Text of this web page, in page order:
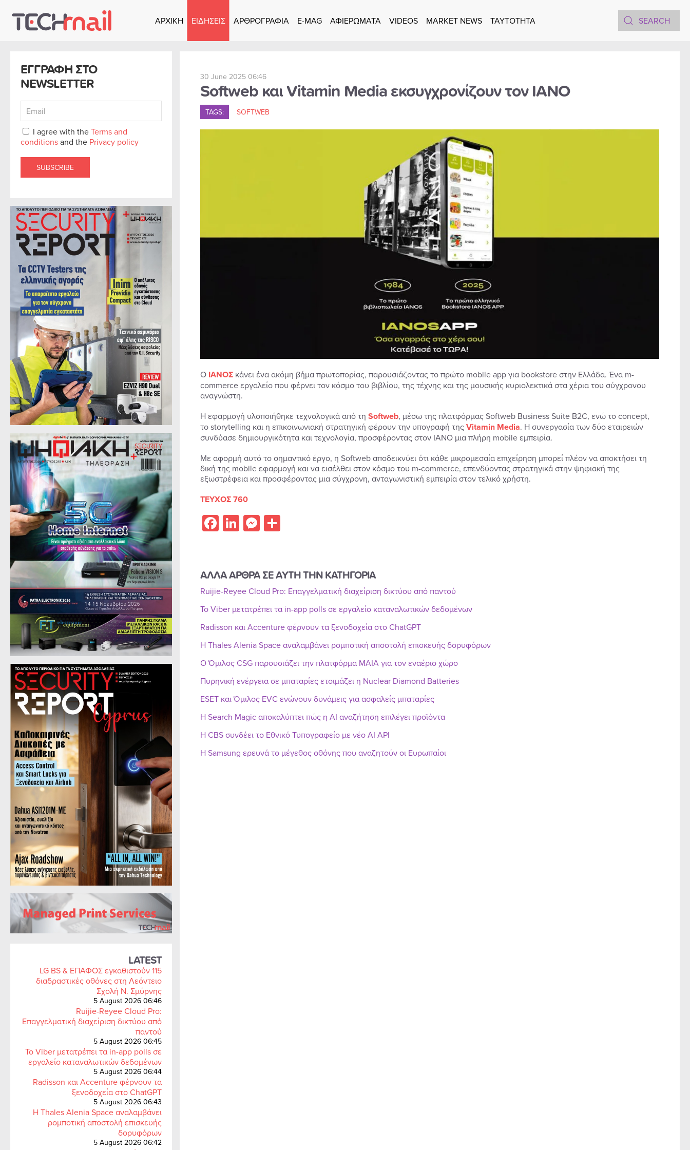
Skip to main content
ΑΡΧΙΚΗ ΕΙΔΗΣΕΙΣ ΑΡΘΡΟΓΡΑΦΙΑ E-MAG ΑΦΙΕΡΩΜΑΤΑ VIDEOS MARKET NEWS TAYTOTHTA
ΕΓΓΡΑΦΗ ΣΤΟ
NEWSLETTER
I agree with theTerms and
conditionsand the Privacy policy
SUBSCRIBE
LATEST
LG BS & ΕΠΑΦΟΣ εγκαθιστούν 115
διαδραστικές οθόνες στη Λεόντειο
Σχολή Ν. Σμύρνης
5 August 2026 06:46
Ruijie-Reyee Cloud Pro:
Επαγγελματική διαχείριση δικτύου από
παντού
5 August 2026 06:45
Το Viber μετατρέπει τα in-app polls σε
εργαλείο καταναλωτικών δεδομένων
5 August 2026 06:44
Radisson και Accenture φέρνουν τα
ξενοδοχεία στο ChatGPT
5 August 2026 06:43
Η Thales Alenia Space αναλαμβάνει
ρομποτική αποστολή επισκευής
δορυφόρων
5 August 2026 06:42
30 June 2025 06:46
Softweb και Vitamin Media εκσυγχρονίζουν τον ΙΑΝΟ
TAGS: SOFTWEB
Ο ΙΑΝΟΣ κάνει ένα ακόμη βήμα πρωτοπορίας, παρουσιάζοντας το πρώτο mobile app για bookstore στην Ελλάδα. Ένα m-
commerce εργαλείο που φέρνει τον κόσμο του βιβλίου, της τέχνης και της μουσικής κυριολεκτικά στα χέρια του σύγχρονου
αναγνώστη.
Η εφαρμογή υλοποιήθηκε τεχνολογικά από τη Softweb, μέσω της πλατφόρμας Softweb Business Suite B2C, ενώ το concept,
το storytelling και η επικοινωνιακή στρατηγική φέρουν την υπογραφή τηςVitamin Media. Η συνεργασία των δύο εταιρειών
συνδύασε δημιουργικότητα και τεχνολογία, προσφέροντας στον ΙΑΝΟ μια πλήρη mobile εμπειρία.
Με αφορμή αυτό το σημαντικό έργο, η Softweb αποδεικνύει ότι κάθε μικρομεσαία επιχείρηση μπορεί πλέον να αποκτήσει τη
δική της mobile εφαρμογή και να εισέλθει στον κόσμο του m-commerce, επενδύοντας στρατηγικά στην ψηφιακή της
εξωστρέφεια και προσφέροντας μια σύγχρονη, ανταγωνιστική εμπειρία στον τελικό χρήστη.
ΤΕΥΧΟΣ 760
Facebook
LinkedIn
Messenger
Share
ΑΛΛΑ ΑΡΘΡΑ ΣΕ ΑΥΤΗ ΤΗΝ ΚΑΤΗΓΟΡΙΑ
Ruijie-Reyee Cloud Pro: Επαγγελματική διαχείριση δικτύου από παντού
Το Viber μετατρέπει τα in-app polls σε εργαλείο καταναλωτικών δεδομένων
Radisson και Accenture φέρνουν τα ξενοδοχεία στο ChatGPT
Η Thales Alenia Space αναλαμβάνει ρομποτική αποστολή επισκευής δορυφόρων
Ο Όμιλος CSG παρουσιάζει την πλατφόρμα MAIA για τον εναέριο χώρο
Πυρηνική ενέργεια σε μπαταρίες ετοιμάζει η Nuclear Diamond Batteries
ESET και Όμιλος EVC ενώνουν δυνάμεις για ασφαλείς μπαταρίες
Η Search Magic αποκαλύπτει πώς η AI αναζήτηση επιλέγει προϊόντα
Η CBS συνδέει το Εθνικό Τυπογραφείο με νέο AI API
Η Samsung ερευνά το μέγεθος οθόνης που αναζητούν οι Ευρωπαίοι